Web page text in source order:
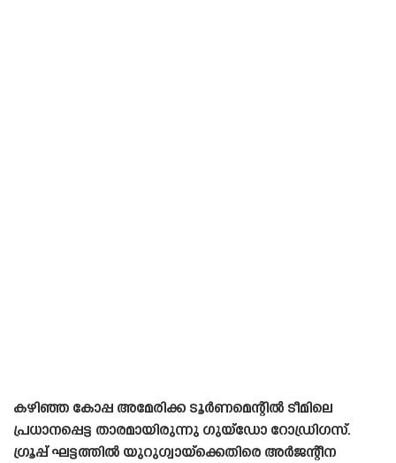
കഴിഞ്ഞ കോപ്പ അമേരിക്ക ടൂർണമെന്റിൽ ടീമിലെ
പ്രധാനപ്പെട്ട താരമായിരുന്നു ഗുയ്‌ഡോ റോഡ്രിഗസ്.
ഗ്രൂപ്പ് ഘട്ടത്തിൽ യുറുഗ്വായ്‌ക്കെതിരെ അർജന്റീന